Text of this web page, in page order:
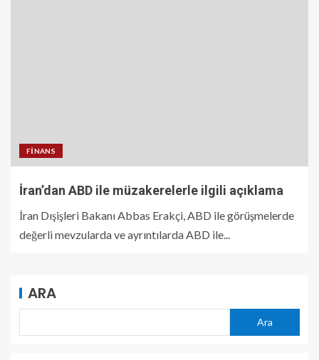
FINANS
İran’dan ABD ile müzakerelerle ilgili açıklama
İran Dışişleri Bakanı Abbas Erakçi, ABD ile görüşmelerde
değerli mevzularda ve ayrıntılarda ABD ile...
ARA
Ara